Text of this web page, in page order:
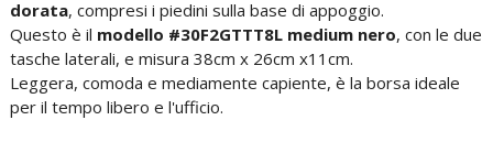
dorata, compresi i piedini sulla base di appoggio.
Questo è il modello #30F2GTTT8L medium nero, con le due
tasche laterali, e misura 38cm x 26cm x11cm.
Leggera, comoda e mediamente capiente, è la borsa ideale
per il tempo libero e l'ufficio.